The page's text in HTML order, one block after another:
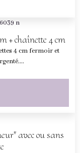
TAILLE L : en 55 cm + chaînette 4 cm
4 cm fermoir et
avec ou sans